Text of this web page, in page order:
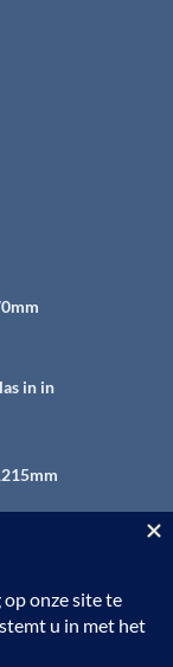
in in
van HTI-RVS |